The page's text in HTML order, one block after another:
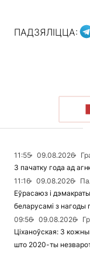
ПАДЗЯЛІЦЦА:
11:55 09.08.2026
З пачатку года ад
11:16
09.08.2026
Еўрасаюз і
беларусамі з
09:56
09.08.2026
Ціханоўская: З
што 2020-ты